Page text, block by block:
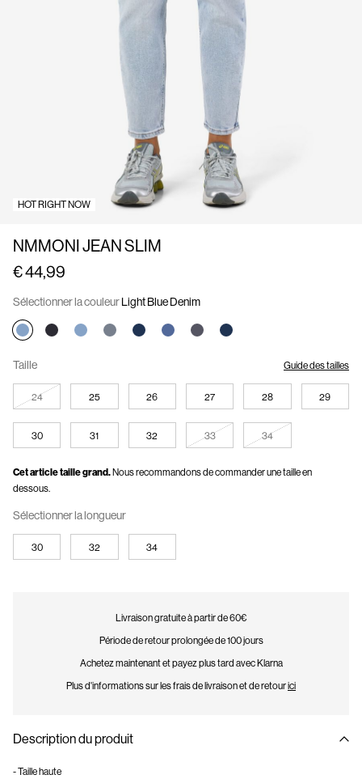
HOT RIGHT NOW
NMMONI JEAN SLIM
€ 44,99
Sélectionner la couleurLight Blue Denim
Taille Guide des tailles
24 25 26 27 28 29
30 31 32 33 34
Cet article taille grand. Nous recommandons de commander une taille en
dessous.
Sélectionner la longueur
30 32 34
Livraison gratuite à partir de 60€
Période de retour prolongée de 100 jours
Achetez maintenant et payez plus tard avec Klarna
Plus d'informations sur les frais de livraison et de retourici
Description du produit
- Taille haute